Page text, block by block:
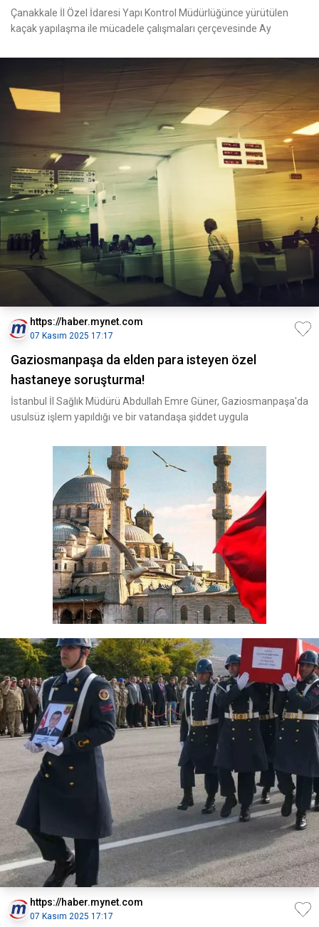
Çanakkale İl Özel İdaresi Yapı Kontrol Müdürlüğünce yürütülen
kaçak yapılaşma ile mücadele çalışmaları çerçevesinde Ay
https://haber.mynet.com
07 Kasım 2025 17:17
Gaziosmanpaşa da elden para isteyen özel
hastaneye soruşturma!
İstanbul İl Sağlık Müdürü Abdullah Emre Güner, Gaziosmanpaşa'da
usulsüz işlem yapıldığı ve bir vatandaşa şiddet uygula
https://haber.mynet.com
07 Kasım 2025 17:17